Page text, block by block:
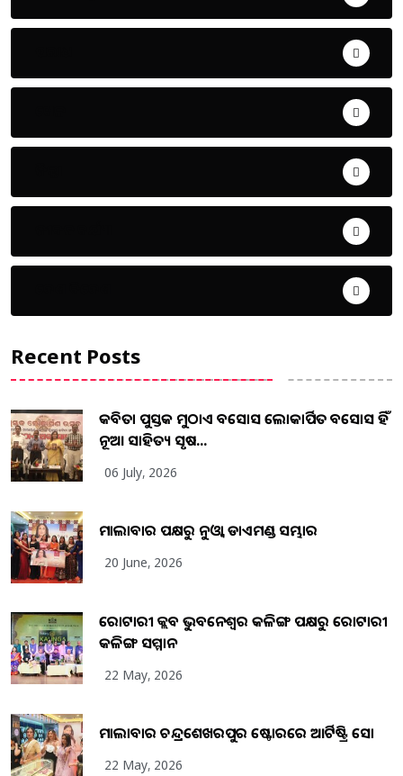
Recent Posts
କବିତା ପୁସ୍ତକ ମୁଠାଏ ଅବସୋସ ଲୋକାର୍ପିତ ଅବସୋସ ହିଁ
ନୂଆ ସାହିତ୍ୟ ସୃଷ...
06 July, 2026
ମାଲାବାର ପକ୍ଷରୁ ନୁଓ୍ବା ଡାଏମଣ୍ଡ ସମ୍ଭାର
20 June, 2026
ରୋଟାରୀ କ୍ଲବ ଭୁବନେଶ୍ୱର କଳିଙ୍ଗ ପକ୍ଷରୁ ରୋଟାରୀ
କଳିଙ୍ଗ ସମ୍ମାନ
22 May, 2026
ମାଲାବାର ଚନ୍ଦ୍ରଶେଖରପୁର ଷ୍ଟୋରରେ ଆର୍ଟିଷ୍ଟ୍ରି ସୋ
22 May, 2026